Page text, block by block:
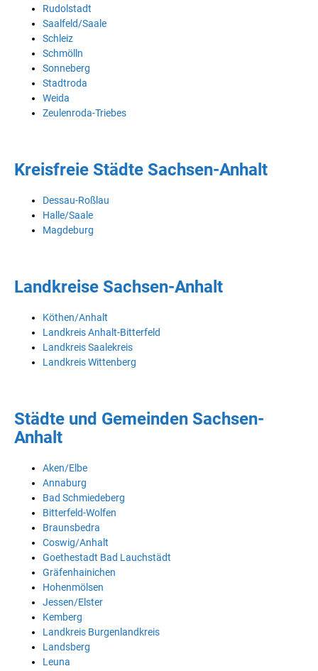
Rudolstadt
Saalfeld/Saale
Schleiz
Schmölln
Sonneberg
Stadtroda
Weida
Zeulenroda-Triebes
Kreisfreie Städte Sachsen-Anhalt
Dessau-Roßlau
Halle/Saale
Magdeburg
Landkreise Sachsen-Anhalt
Köthen/Anhalt
Landkreis Anhalt-Bitterfeld
Landkreis Saalekreis
Landkreis Wittenberg
Städte und Gemeinden Sachsen-
Anhalt
Aken/Elbe
Annaburg
Bad Schmiedeberg
Bitterfeld-Wolfen
Braunsbedra
Coswig/Anhalt
Goethestadt Bad Lauchstädt
Gräfenhainichen
Hohenmölsen
Jessen/Elster
Kemberg
Landkreis Burgenlandkreis
Landsberg
Leuna